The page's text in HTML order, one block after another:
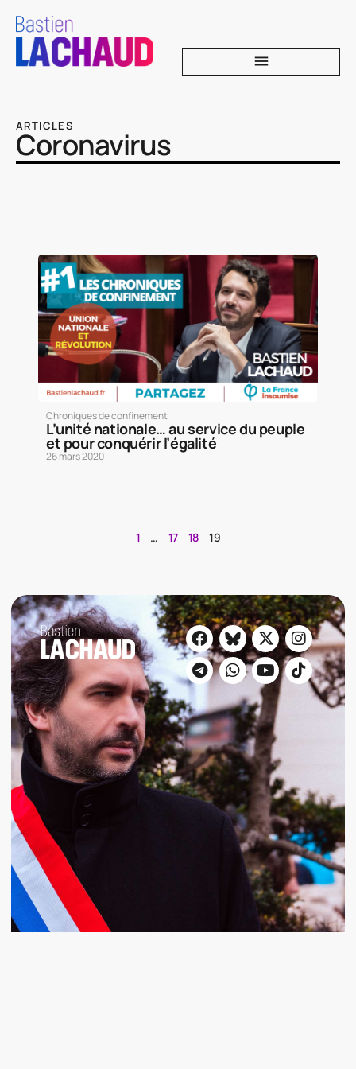
ARTICLES
Coronavirus
Chroniques de confinement
L’unité nationale… au service du peuple
et pour conquérir l’égalité
26 mars 2020
1 … 17 18 19